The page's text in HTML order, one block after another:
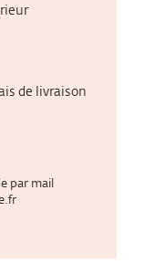
de livraison
par mail